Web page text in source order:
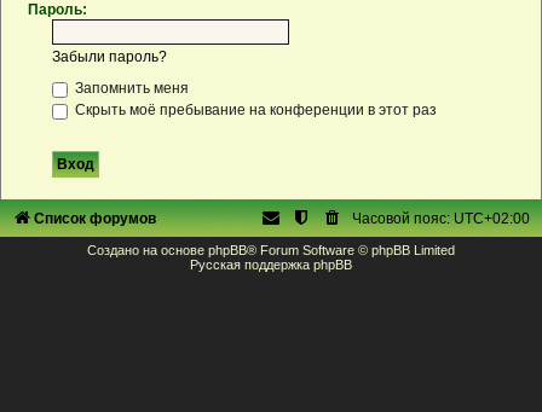
Пароль:
Забыли пароль?
Запомнить меня
Скрыть моё пребывание на конференции в этот раз
Список форумов Часовой пояс:UTC+02:00
Создано на основе phpBB® Forum Software © phpBB Limited
Русская поддержка phpBB